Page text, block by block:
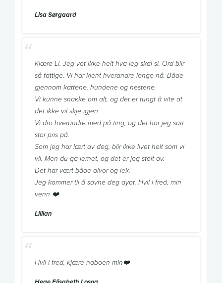
Lisa Sørgaard
Kjære Li. Jeg vet ikke helt hva jeg skal si. Ord blir
så fattige. Vi har kjent hverandre lenge nå. Både
gjennom kattene, hundene og hestene.
Vi kunne snakke om alt, og det er tungt å vite at
det ikke vil skje igjen.
Vi dro hverandre med på ting, og det har jeg satt
stor pris på.
Som jeg har lært av deg, blir ikke livet helt som vi
vil. Men du ga jernet, og det er jeg stolt av.
Det har vært både alvor og lek.
Jeg kommer til å savne deg dypt. Hvil i fred, min
venn ❤️
Lillian
Hvil i fred, kjære naboen min❤️